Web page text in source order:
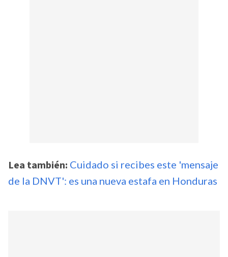
Lea también: Cuidado si recibes este 'mensaje
de la DNVT': es una nueva estafa en Honduras